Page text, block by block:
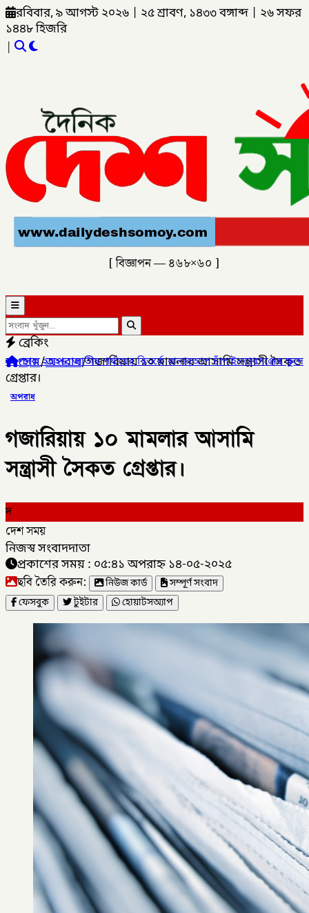
রবিবার, ৯ আগস্ট ২০২৬ ২৫ শ্রাবণ, ১৪৩৩ বঙ্গাব্দ
২৬ সফর
১৪৪৮ হিজরি
|
[ বিজ্ঞাপন — ৪৬৮×৬০ ]
ব্রেকিং
পর্যায়ের বিতর্কে রানারআপ চাঁপাইনবাবগঞ্জের ক্ষুদে বিতার্কিকরা,✦
হোম/অপরাধ/গজারিয়ায় ১০ মামলার আসামি সন্ত্রাসী সৈকত
গ্রেপ্তার।
অপরাধ
গজারিয়ায় ১০ মামলার আসামি
সন্ত্রাসী সৈকত গ্রেপ্তার।
দ
দেশ সময়
নিজস্ব সংবাদদাতা
প্রকাশের সময় : ০৫:৪১ অপরাহ্ন ১৪-০৫-২০২৫
ছবি তৈরি করুন: নিউজ কার্ড
সম্পূর্ণ সংবাদ
ফেসবুক
টুইটার হোয়াটসঅ্যাপ